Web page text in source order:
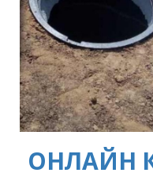
ОНЛАЙН